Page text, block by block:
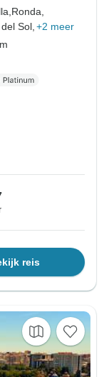
Ronda,
Sol, +2 meer
reis